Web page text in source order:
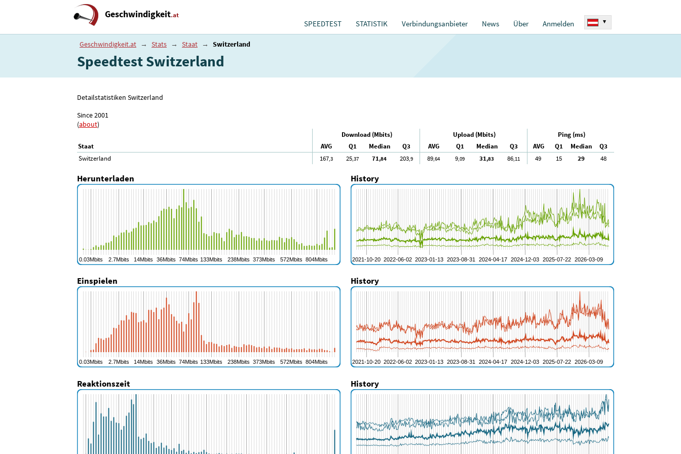
Geschwindigkeit.at
SPEEDTEST STATISTIK Verbindungsanbieter News Über Anmelden ▾
Geschwindigkeit.at → Stats → Staat → Switzerland
Speedtest Switzerland
Detailstatistiken Switzerland
Since 2001
(about)
Download (Mbits) Upload (Mbits)
Ping (ms)
Staat
AVG Q1 Median Q3 AVG Q1 Median Q3 AVG Q1 Median
Q3
Switzerland
167,3 25,37 71,84 203,9 89,64 9,09 31,83 86,11 49 15 29 48
Herunterladen History
Einspielen History
Reaktionszeit History